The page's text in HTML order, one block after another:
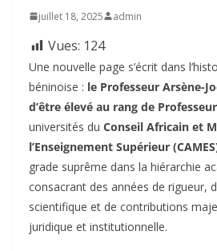
juillet 18, 2025 admin
Vues: 124
Une nouvelle page s’écrit dans
béninoise : le Professeur Arsène-
d’être élevé au rang de
universités du Conseil Africain et
l’Enseignement Supérieur
grade suprême dans la hiérarchie
consacrant des années de rigueur,
scientifique et de contributions
juridique et institutionnelle.